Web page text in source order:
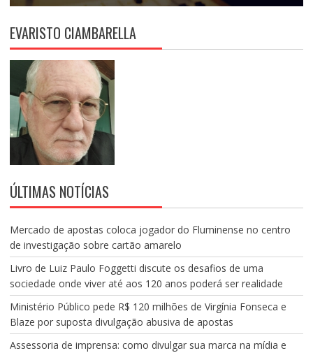
EVARISTO CIAMBARELLA
ÚLTIMAS NOTÍCIAS
Mercado de apostas coloca jogador do Fluminense no centro
de investigação sobre cartão amarelo
Livro de Luiz Paulo Foggetti discute os desafios de uma
sociedade onde viver até aos 120 anos poderá ser realidade
Ministério Público pede R$ 120 milhões de Virgínia Fonseca e
Blaze por suposta divulgação abusiva de apostas
Assessoria de imprensa: como divulgar sua marca na mídia e